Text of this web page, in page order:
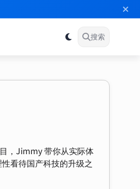
搜索
，Jimmy 带你从实际体
看待国产科技的升级之